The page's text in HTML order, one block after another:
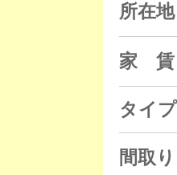
所在地
家 賃
タイプ
間取り